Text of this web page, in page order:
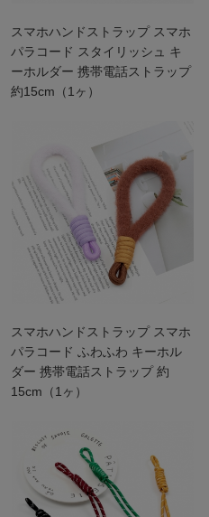
スマホハンドストラップ スマホ
パラコード スタイリッシュ キ
ーホルダー 携帯電話ストラップ
約15cm（1ヶ）
スマホハンドストラップ スマホ
パラコード ふわふわ キーホル
ダー 携帯電話ストラップ 約
15cm（1ヶ）